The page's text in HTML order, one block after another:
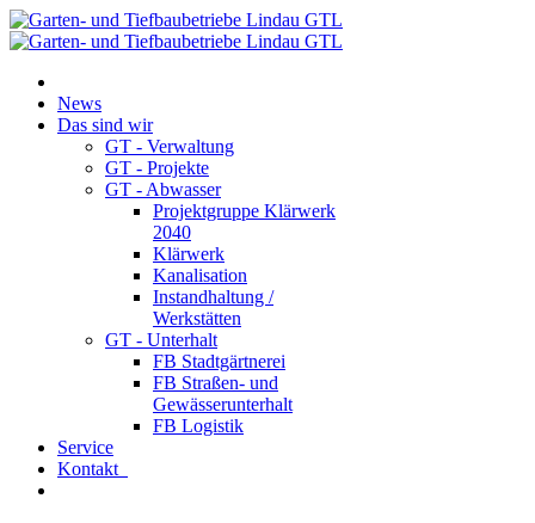
News
Das sind wir
GT - Verwaltung
GT - Projekte
GT - Abwasser
Projektgruppe Klärwerk
2040
Klärwerk
Kanalisation
Instandhaltung /
Werkstätten
GT - Unterhalt
FB Stadtgärtnerei
FB Straßen- und
Gewässerunterhalt
FB Logistik
Service
Kontakt